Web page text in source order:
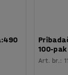
100-pak
Art. br.: